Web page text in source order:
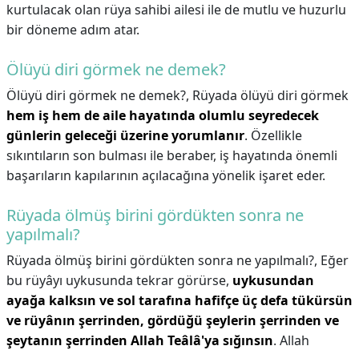
kurtulacak olan rüya sahibi ailesi ile de mutlu ve huzurlu
bir döneme adım atar.
Ölüyü diri görmek ne demek?
Ölüyü diri görmek ne demek?, Rüyada ölüyü diri görmek
hem iş hem de aile hayatında olumlu seyredecek
günlerin geleceği üzerine yorumlanır. Özellikle
sıkıntıların son bulması ile beraber, iş hayatında önemli
başarıların kapılarının açılacağına yönelik işaret eder.
Rüyada ölmüş birini gördükten sonra ne
yapılmalı?
Rüyada ölmüş birini gördükten sonra ne yapılmalı?, Eğer
bu rüyâyı uykusunda tekrar görürse, uykusundan
ayağa kalksın ve sol tarafına hafifçe üç defa tükürsün
ve rüyânın şerrinden, gördüğü şeylerin şerrinden ve
şeytanın şerrinden Allah Teâlâ'ya sığınsın. Allah